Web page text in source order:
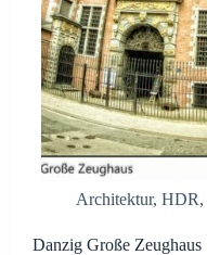
Architektur, HDR,
Danzig Große Zeughaus